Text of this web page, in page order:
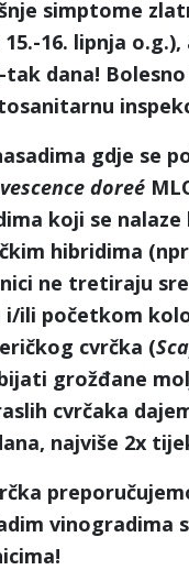
simptome
16. lipnja
tak dana!
gdje se
doreé
koji se
hibridima
ne tretiraju
i/ili početkom
cvrčka (
grožđane
cvrčaka
najviše 2x
vinogradima